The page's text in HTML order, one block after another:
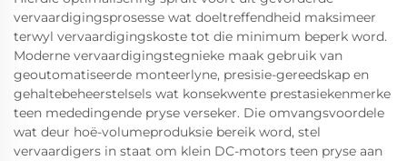
vervaardigingsprosesse wat doeltreffendheid maksimeer
terwyl vervaardigingskoste tot die minimum beperk word.
Moderne vervaardigingstegnieke maak gebruik van
geoutomatiseerde monteerlyne, presisie-gereedskap en
gehaltebeheerstelsels wat konsekwente prestasiekenmerke
teen mededingende pryse verseker. Die omvangsvoordele
wat deur hoë-volumeproduksie bereik word, stel
vervaardigers in staat om klein DC-motors teen pryse aan